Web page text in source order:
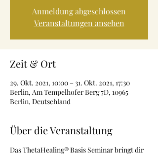
Anmeldung abgeschlossen
Veranstaltungen ansehen
Zeit & Ort
29. Okt. 2021, 10:00 – 31. Okt. 2021, 17:30
Berlin, Am Tempelhofer Berg 7D, 10965
Berlin, Deutschland
Über die Veranstaltung
Das ThetaHealing® Basis Seminar bringt dir